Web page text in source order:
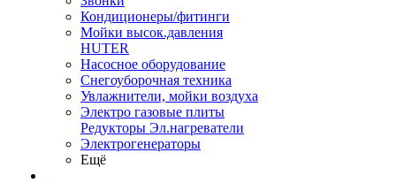
Кондиционеры/фитинги
Мойки высок.давления
HUTER
Насосное оборудование
Снегоуборочная техника
Увлажнители, мойки воздуха
Электро газовые плиты
Редукторы Эл.нагреватели
Электрогенераторы
Ещё